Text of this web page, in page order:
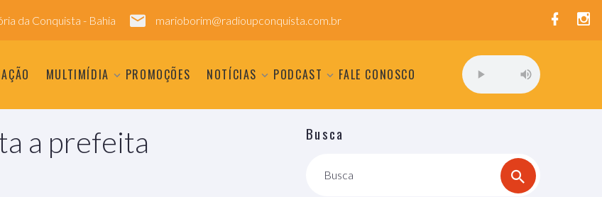
da Conquista - Bahia marioborim@radioupconquista.com.br
MULTIMÍDIA PROMOÇÕES NOTÍCIAS PODCAST FALE CONOSCO
a prefeita
Busca
Busca